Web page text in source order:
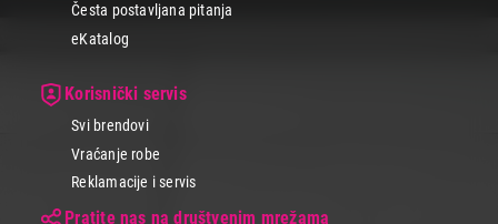
Česta postavljana pitanja
eKatalog
Korisnički servis
Svi brendovi
Vraćanje robe
Reklamacije i servis
Pratite nas na društvenim mrežama